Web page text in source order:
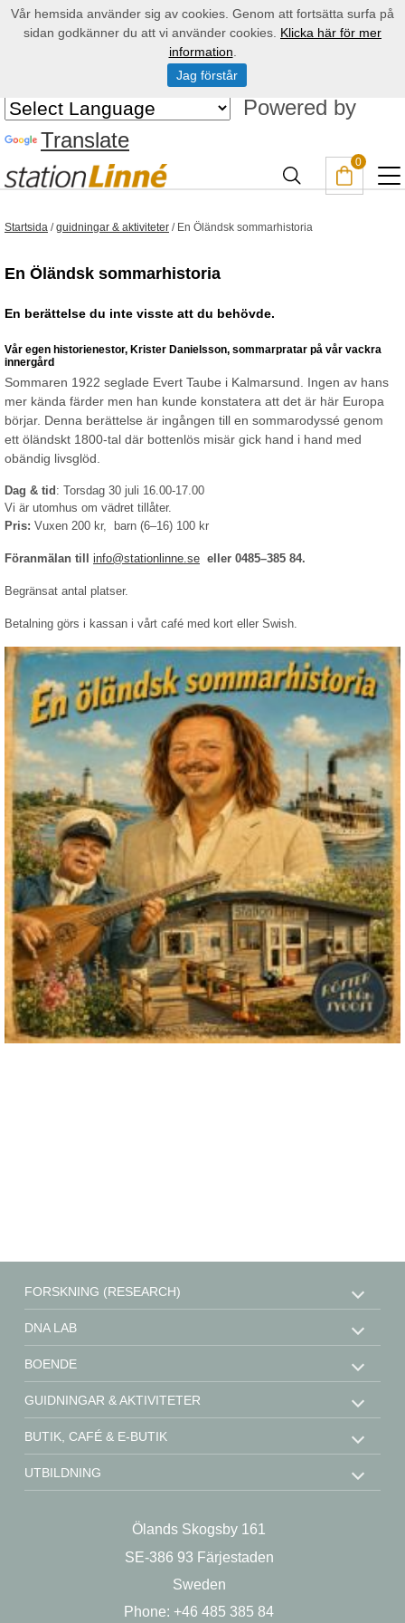
Powered by
Translate
0
Startsida /guidningar & aktiviteter / En Öländsk sommarhistoria
En Öländsk sommarhistoria
En berättelse du inte visste att du behövde.
Vår egen historienestor, Krister Danielsson, sommarpratar på vår vackra
innergård
Sommaren 1922 seglade Evert Taube i Kalmarsund. Ingen av hans
mer kända färder men han kunde konstatera att det är här Europa
börjar. Denna berättelse är ingången till en sommarodyssé genom
ett öländskt 1800-tal där bottenlös misär gick hand i hand med
obändig livsglöd.
Dag & tid : Torsdag 30 juli 16.00-17.00
Vi är utomhus om vädret tillåter.
Pris: Vuxen 200 kr, barn (6–16) 100 kr
Föranmälan till info@stationlinne.se eller 0485–385 84.
Begränsat antal platser.
Betalning görs i kassan i vårt café med kort eller Swish.
Ölands Skogsby 161
SE-386 93 Färjestaden
Sweden
Phone: +46 485 385 84
FORSKNING (RESEARCH)
DNA LAB
BOENDE
GUIDNINGAR & AKTIVITETER
BUTIK, CAFÉ & E-BUTIK
UTBILDNING
Vår hemsida använder sig av cookies. Genom att fortsätta surfa på
sidan godkänner du att vi använder cookies. Klicka här för mer
information
Jag förstår